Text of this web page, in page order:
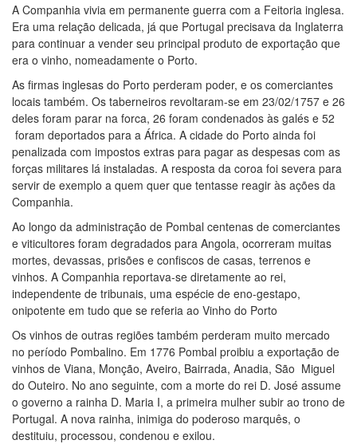
A Companhia vivia em permanente guerra com a Feitoria inglesa.
Era uma relação delicada, já que Portugal precisava da Inglaterra
para continuar a vender seu principal produto de exportação que
era o vinho, nomeadamente o Porto.
As firmas inglesas do Porto perderam poder, e os comerciantes
locais também. Os taberneiros revoltaram-se em 23/02/1757 e 26
deles foram parar na forca, 26 foram condenados às galés e 52
foram deportados para a África. A cidade do Porto ainda foi
penalizada com impostos extras para pagar as despesas com as
forças militares lá instaladas. A resposta da coroa foi severa para
servir de exemplo a quem quer que tentasse reagir às ações da
Companhia.
Ao longo da administração de Pombal centenas de comerciantes
e viticultores foram degradados para Angola, ocorreram muitas
mortes, devassas, prisões e confiscos de casas, terrenos e
vinhos. A Companhia reportava-se diretamente ao rei,
independente de tribunais, uma espécie de eno-gestapo,
onipotente em tudo que se referia ao Vinho do Porto
Os vinhos de outras regiões também perderam muito mercado
no período Pombalino. Em 1776 Pombal proibiu a exportação de
vinhos de Viana, Monção, Aveiro, Bairrada, Anadia, São Miguel
do Outeiro. No ano seguinte, com a morte do rei D. José assume
o governo a rainha D. Maria I, a primeira mulher subir ao trono de
Portugal. A nova rainha, inimiga do poderoso marquês, o
destituiu, processou, condenou e exilou.